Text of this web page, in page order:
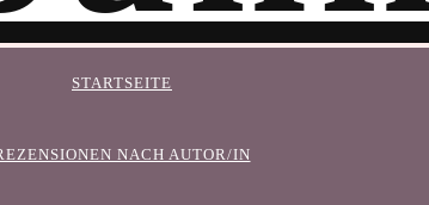
STARTSEITE
NACH AUTOR/IN